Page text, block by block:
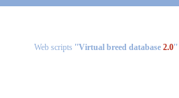
Web scripts ''Virtual breed database 2.0''